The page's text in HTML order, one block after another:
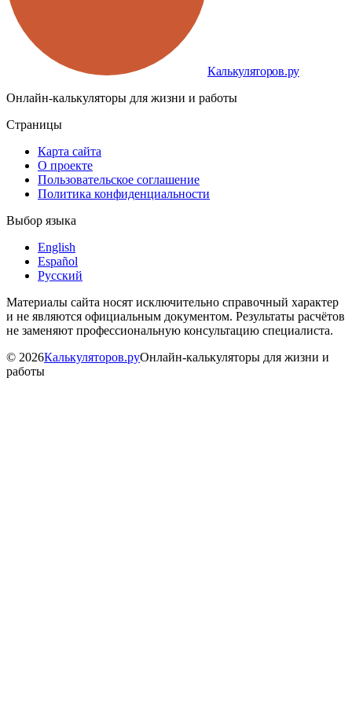
Калькуляторов.ру
Онлайн-калькуляторы для жизни и работы
Страницы
Карта сайта
О проекте
Пользовательское соглашение
Политика конфиденциальности
Выбор языка
English
Español
Русский
Материалы сайта носят исключительно справочный характер
и не являются официальным документом. Результаты расчётов
не заменяют профессиональную консультацию специалиста.
© 2026Калькуляторов.руОнлайн-калькуляторы для жизни и
работы